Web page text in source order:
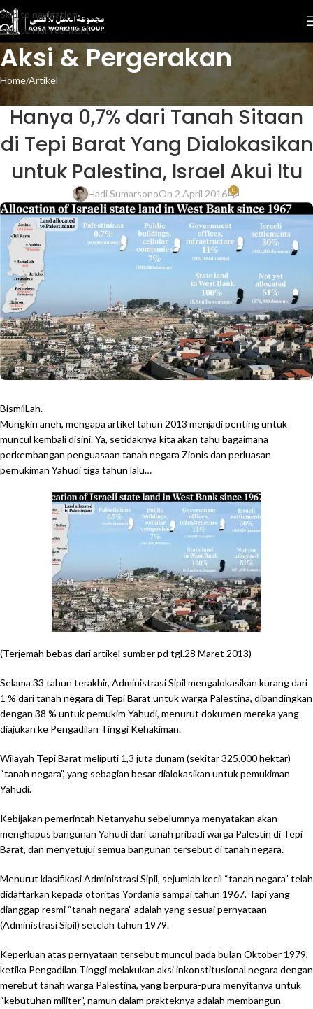
Skip to navigation
Skip to main content
Aksi & Pergerakan
Home Artikel
ARTIKEL
Hanya 0,7% dari Tanah Sitaan
di Tepi Barat Yang Dialokasikan
untuk Palestina, Israel Akui Itu
Hadi SumarsonoOn 2 April 2016 0
BismilLah.
Mungkin aneh, mengapa artikel tahun 2013 menjadi penting untuk
muncul kembali disini. Ya, setidaknya kita akan tahu bagaimana
perkembangan penguasaan tanah negara Zionis dan perluasan
pemukiman Yahudi tiga tahun lalu…
(Terjemah bebas dari artikel sumber pd tgl.28 Maret 2013)
Selama 33 tahun terakhir, Administrasi Sipil mengalokasikan kurang dari
1 % dari tanah negara di Tepi Barat untuk warga Palestina, dibandingkan
dengan 38 % untuk pemukim Yahudi, menurut dokumen mereka yang
diajukan ke Pengadilan Tinggi Kehakiman.
Wilayah Tepi Barat meliputi 1,3 juta dunam (sekitar 325.000 hektar)
“tanah negara”, yang sebagian besar dialokasikan untuk pemukiman
Yahudi.
Kebijakan pemerintah Netanyahu sebelumnya menyatakan akan
menghapus bangunan Yahudi dari tanah pribadi warga Palestin di Tepi
Barat, dan menyetujui semua bangunan tersebut di tanah negara.
Menurut klasifikasi Administrasi Sipil, sejumlah kecil “tanah negara” telah
didaftarkan kepada otoritas Yordania sampai tahun 1967. Tapi yang
dianggap resmi “tanah negara” adalah yang sesuai pernyataan
(Administrasi Sipil) setelah tahun 1979.
Keperluan atas pernyataan tersebut muncul pada bulan Oktober 1979,
ketika Pengadilan Tinggi melakukan aksi inkonstitusional negara dengan
merebut tanah warga Palestina, yang berpura-pura menyitanya untuk
“kebutuhan militer”, namun dalam prakteknya adalah membangun